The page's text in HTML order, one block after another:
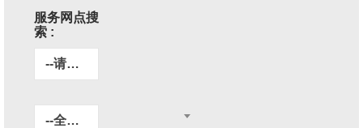
服务网点搜
索 :
--请选择产品型号--
--全部省份/地区--